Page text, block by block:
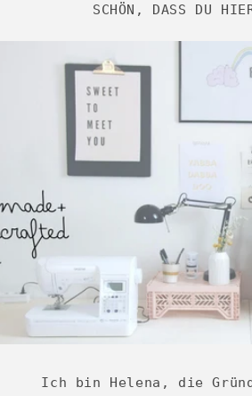
SCHÖN, DASS DU
Ich bin Helena, die